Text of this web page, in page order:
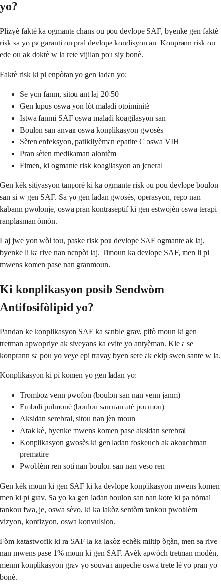
yo?
Plizyè faktè ka ogmante chans ou pou devlope SAF, byenke gen faktè
risk sa yo pa garanti ou pral devlope kondisyon an. Konprann risk ou
ede ou ak doktè w la rete vijilan pou siy bonè.
Faktè risk ki pi enpòtan yo gen ladan yo:
Se yon fanm, sitou ant laj 20-50
Gen lupus oswa yon lòt maladi otoiminitè
Istwa fanmi SAF oswa maladi koagilasyon san
Boulon san anvan oswa konplikasyon gwosès
Sèten enfeksyon, patikilyèman epatite C oswa VIH
Pran sèten medikaman alontèm
Fimen, ki ogmante risk koagilasyon an jeneral
Gen kèk sitiyasyon tanporè ki ka ogmante risk ou pou devlope boulon
san si w gen SAF. Sa yo gen ladan gwosès, operasyon, repo nan
kabann pwolonje, oswa pran kontraseptif ki gen estwojèn oswa terapi
ranplasman òmòn.
Laj jwe yon wòl tou, paske risk pou devlope SAF ogmante ak laj,
byenke li ka rive nan nenpòt laj. Timoun ka devlope SAF, men li pi
mwens komen pase nan granmoun.
Ki konplikasyon posib Sendwòm
Antifosifòlipid yo?
Pandan ke konplikasyon SAF ka sanble grav, pifò moun ki gen
tretman apwopriye ak siveyans ka evite yo antyèman. Kle a se
konprann sa pou yo veye epi travay byen sere ak ekip swen sante w la.
Konplikasyon ki pi komen yo gen ladan yo:
Tromboz venn pwofon (boulon san nan venn janm)
Emboli pulmonè (boulon san nan atè poumon)
Aksidan serebral, sitou nan jèn moun
Atak kè, byenke mwens komen pase aksidan serebral
Konplikasyon gwosès ki gen ladan foskouch ak akouchman
prematire
Pwoblèm ren soti nan boulon san nan veso ren
Gen kèk moun ki gen SAF ki ka devlope konplikasyon mwens komen
men ki pi grav. Sa yo ka gen ladan boulon san nan kote ki pa nòmal
tankou fwa, je, oswa sèvo, ki ka lakòz sentòm tankou pwoblèm
vizyon, konfizyon, oswa konvulsion.
Fòm katastwofik ki ra SAF la ka lakòz echèk miltip ògàn, men sa rive
nan mwens pase 1% moun ki gen SAF. Avèk apwòch tretman modèn,
menm konplikasyon grav yo souvan anpeche oswa trete lè yo pran yo
bonè.